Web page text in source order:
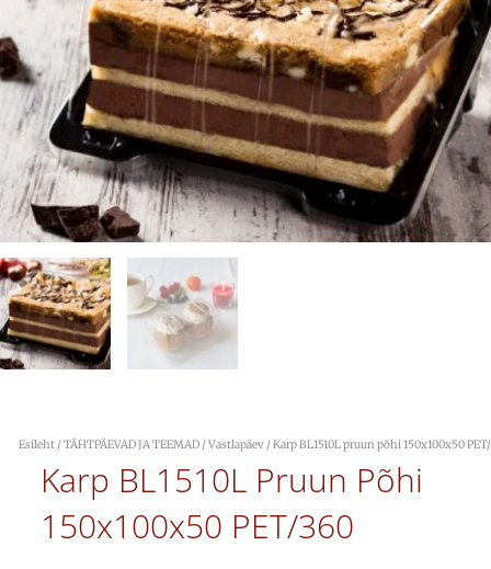
Esileht /TÄHTPÄEVAD JA TEEMAD /Vastlapäev / Karp BL1510L pruun põhi 150x100x50
Karp BL1510L Pruun Põhi
150x100x50 PET/360